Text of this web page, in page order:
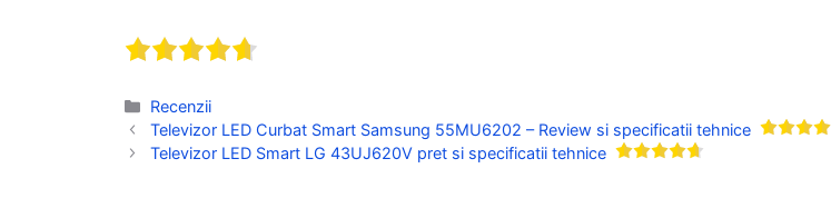
Categorii
Recenzii
Televizor LED Curbat Smart Samsung 55MU6202 – Review si specificatii tehnice
Televizor LED Smart LG 43UJ620V pret si specificatii tehnice